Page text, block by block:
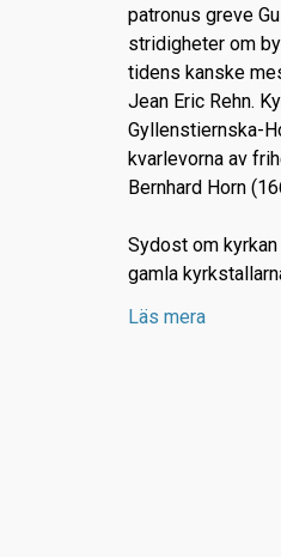
patronus greve
stridigheter om
tidens kanske
Jean Eric Rehn.
Gyllenstiernska-
kvarlevorna av
Bernhard Horn
Sydost om
gamla
Läs mera